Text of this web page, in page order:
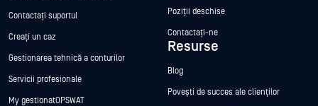
Contactați suportul
Creați un caz
Gestionarea tehnică a conturilor
Servicii profesionale
My gestionatOPSWAT
Poziții deschise
Contactați-ne
Resurse
Blog
Povești de succes ale clienților